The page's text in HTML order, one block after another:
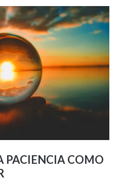
PACIENCIA COMO